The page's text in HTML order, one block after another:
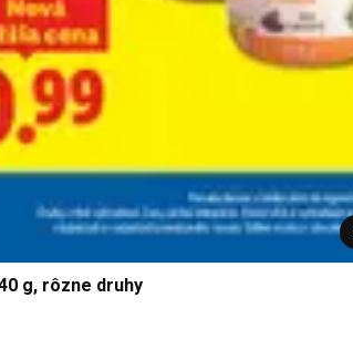
g, rôzne druhy